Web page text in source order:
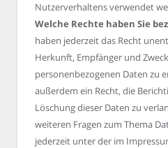
Nutzerverhaltens verwendet
Welche Rechte haben Sie
haben jederzeit das Recht
Herkunft, Empfänger und
personenbezogenen Daten zu
außerdem ein Recht, die
Löschung dieser Daten zu
weiteren Fragen zum Thema
jederzeit unter der im